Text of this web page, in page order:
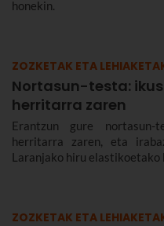
honekin.
ZOZKETAK ETA
Nortasun-testa:
herritarra zaren
Erantzun gure nortasun-
herritarra zaren, eta
Laranjako hiru elastikoetako
ZOZKETAK ETA